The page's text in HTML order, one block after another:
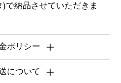
で納品させていただきま
ポリシー
について